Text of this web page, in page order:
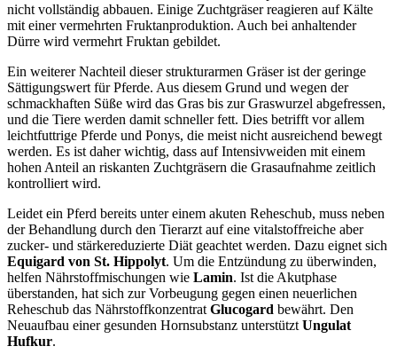
nicht vollständig abbauen. Einige Zuchtgräser reagieren auf Kälte
mit einer vermehrten Fruktanproduktion. Auch bei anhaltender
Dürre wird vermehrt Fruktan gebildet.
Ein weiterer Nachteil dieser strukturarmen Gräser ist der geringe
Sättigungswert für Pferde. Aus diesem Grund und wegen der
schmackhaften Süße wird das Gras bis zur Graswurzel abgefressen,
und die Tiere werden damit schneller fett. Dies betrifft vor allem
leichtfuttrige Pferde und Ponys, die meist nicht ausreichend bewegt
werden. Es ist daher wichtig, dass auf Intensivweiden mit einem
hohen Anteil an riskanten Zuchtgräsern die Grasaufnahme zeitlich
kontrolliert wird.
Leidet ein Pferd bereits unter einem akuten Reheschub, muss neben
der Behandlung durch den Tierarzt auf eine vitalstoffreiche aber
zucker- und stärkereduzierte Diät geachtet werden. Dazu eignet sich
Equigard von St. Hippolyt. Um die Entzündung zu überwinden,
helfen Nährstoffmischungen wie Lamin. Ist die Akutphase
überstanden, hat sich zur Vorbeugung gegen einen neuerlichen
Reheschub das Nährstoffkonzentrat Glucogard bewährt. Den
Neuaufbau einer gesunden Hornsubstanz unterstützt Ungulat
Hufkur.